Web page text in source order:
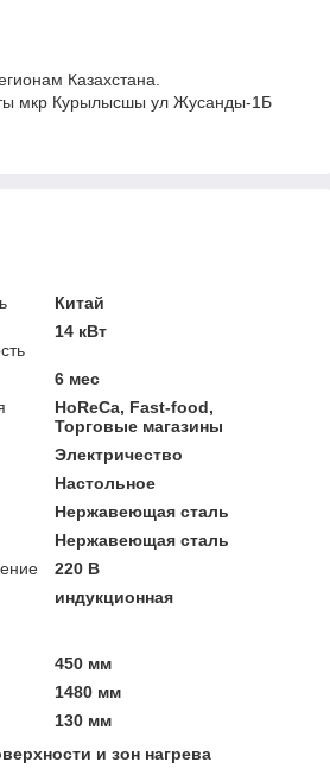
Казахстана.
мкр Курылысшы ул Жусанды-1Б
Китай
14 кВт
6 мес
HoReCa, Fast-food,
Торговые магазины
Электричество
Настольное
Нержавеющая сталь
Нержавеющая сталь
220 В
индукционная
450 мм
1480 мм
130 мм
и зон нагрева